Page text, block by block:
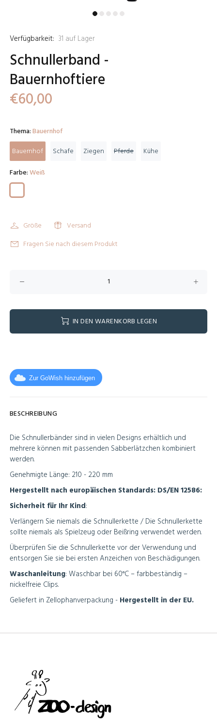
Verfügbarkeit: 31 auf Lager
Schnullerband -
Bauernhoftiere
€60,00
Thema:Bauernhof
Bauernhof
Schafe Ziegen Pferde
Kühe
Farbe:Weiß
Größe
Versand
Fragen Sie nach diesem Produkt
IN DEN WARENKORB LEGEN
Zur GoWish hinzufügen
BESCHREIBUNG
Die Schnullerbänder sind in vielen Designs erhältlich und
mehrere können mit passenden Sabberlätzchen kombiniert
werden.
Genehmigte Länge: 210 - 220 mm
Hergestellt nach europäischen Standards: DS/EN 12586:
Sicherheit für Ihr Kind:
Verlängern Sie niemals die Schnullerkette / Die Schnullerkette
sollte niemals als Spielzeug oder Beißring verwendet werden.
Überprüfen Sie die Schnullerkette vor der Verwendung und
entsorgen Sie sie bei ersten Anzeichen von Beschädigungen.
Waschanleitung: Waschbar bei 60°C – farbbeständig –
nickelfreie Clips.
Geliefert in Zellophanverpackung - Hergestellt in der EU.